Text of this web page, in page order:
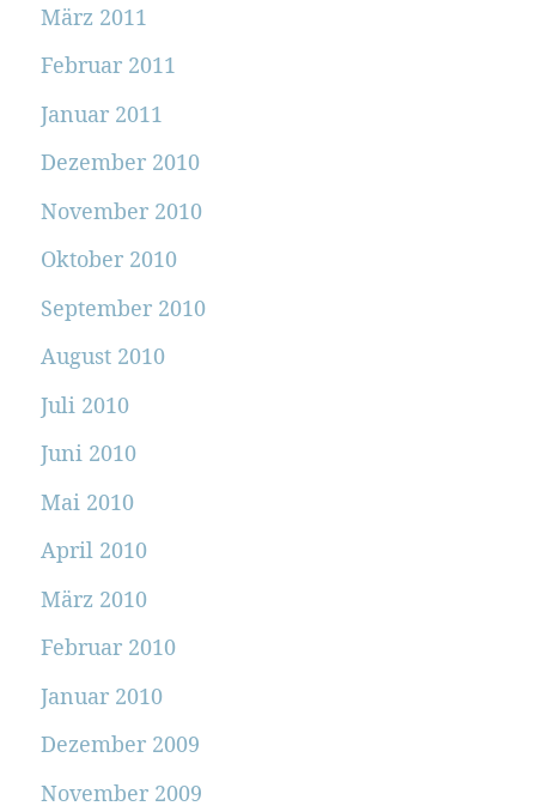
März 2011
Februar 2011
Januar 2011
Dezember 2010
November 2010
Oktober 2010
September 2010
August 2010
Juli 2010
Juni 2010
Mai 2010
April 2010
März 2010
Februar 2010
Januar 2010
Dezember 2009
November 2009